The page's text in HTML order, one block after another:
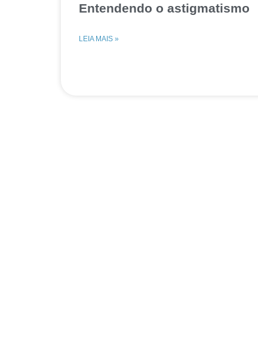
Entendendo o astigmatismo
LEIA MAIS »